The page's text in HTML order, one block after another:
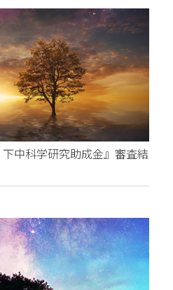
下中科学研究助成金』審査結